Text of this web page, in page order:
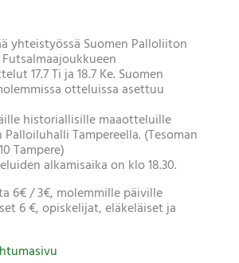
yhteistyössä Suomen Palloliiton
17.7 Ti ja 18.7 Ke. Suomen
otteluissa asettuu
historiallisille maaotteluille
Tampereella. (Tesoman
Tampere)
alkamisaika on klo 18.30.
6€ / 3€, molemmille päiville
6 €, opiskelijat, eläkeläiset ja